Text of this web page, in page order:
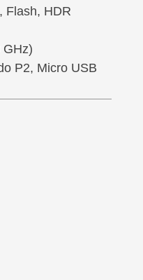
Flash, HDR
GHz)
P2, Micro USB